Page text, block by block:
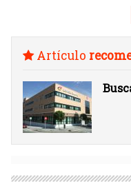
Artículo